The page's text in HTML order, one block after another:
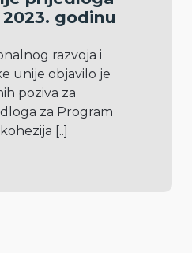
2023. godinu
razvoja i
unije objavilo je
poziva za
za Program
[..]